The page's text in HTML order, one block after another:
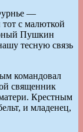
—
тот с малюткой
Пушкин
тесную связь
командовал
священник
Крестным
и младенец,